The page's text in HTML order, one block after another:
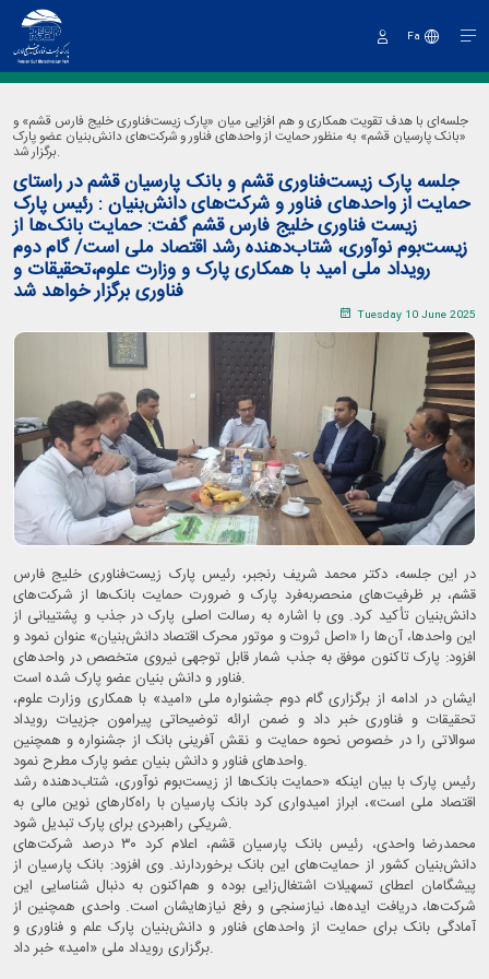
Fa
جلسه‌ای با هدف تقویت همکاری و هم افزایی میان «پارک زیست‌فناوری خلیج فارس قشم» و
«بانک پارسیان قشم» به منظور حمایت از واحدهای فناور و شرکت‌های دانش‌بنیان عضو پارک
برگزار شد.
جلسه پارک زیست‌فناوری قشم و بانک پارسیان قشم در راستای
حمایت از واحدهای فناور و شرکت‌های دانش‌بنیان : رئیس پارک
زیست فناوری خلیج فارس قشم گفت: حمایت بانک‌ها از
زیست‌بوم نوآوری، شتاب‌دهنده رشد اقتصاد ملی است/ گام دوم
رویداد ملی امید با همکاری پارک و وزارت علوم،تحقیقات و
فناوری برگزار خواهد شد
Tuesday 10 June 2025
در این جلسه، دکتر محمد شریف رنجبر، رئیس پارک زیست‌فناوری خلیج فارس
قشم، بر ظرفیت‌های منحصربه‌فرد پارک و ضرورت حمایت بانک‌ها از شرکت‌های
دانش‌بنیان تأکید کرد. وی با اشاره به رسالت اصلی پارک در جذب و پشتیبانی از
این واحدها، آن‌ها را «اصل ثروت و موتور محرک اقتصاد دانش‌بنیان» عنوان نمود و
افزود: پارک تاکنون موفق به جذب شمار قابل توجهی نیروی متخصص در واحدهای
فناور و دانش بنیان عضو پارک شده است.
ایشان در ادامه از برگزاری گام دوم جشنواره ملی «امید» با همکاری وزارت علوم،
تحقیقات و فناوری خبر داد و ضمن ارائه توضیحاتی پیرامون جزییات رویداد
سوالاتی را در خصوص نحوه حمایت و نقش آفرینی بانک از جشنواره و همچنین
واحدهای فناور و دانش بنیان عضو پارک مطرح نمود.
رئیس پارک با بیان اینکه «حمایت بانک‌ها از زیست‌بوم نوآوری، شتاب‌دهنده رشد
اقتصاد ملی است»، ابراز امیدواری کرد بانک پارسیان با راه‌کارهای نوین مالی به
شریکی راهبردی برای پارک تبدیل شود.
محمدرضا واحدی، رئیس بانک پارسیان قشم، اعلام کرد ۳۰ درصد شرکت‌های
دانش‌بنیان کشور از حمایت‌های این بانک برخوردارند. وی افزود: بانک پارسیان از
پیشگامان اعطای تسهیلات اشتغال‌زایی بوده و هم‌اکنون به دنبال شناسایی این
شرکت‌ها، دریافت ایده‌ها، نیازسنجی و رفع نیازهایشان است. واحدی همچنین از
آمادگی بانک برای حمایت از واحدهای فناور و دانش‌بنیان پارک علم و فناوری و
برگزاری رویداد ملی «امید» خبر داد.